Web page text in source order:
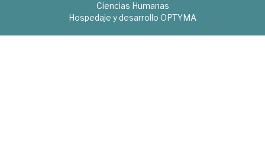
Ciencias Humanas
Hospedaje y desarrollo OPTYMA